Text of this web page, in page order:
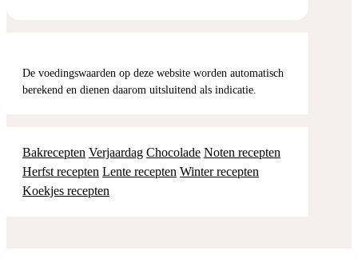
De voedingswaarden op deze website worden automatisch
berekend en dienen daarom uitsluitend als indicatie.
Bakrecepten Verjaardag Chocolade Noten recepten
Herfst recepten Lente recepten Winter recepten
Koekjes recepten